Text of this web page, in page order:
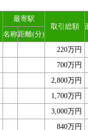
最寄駅
取引総額
名称距離(分)
220万円
700万円
2,800万円
1,700万円
3,000万円
840万円